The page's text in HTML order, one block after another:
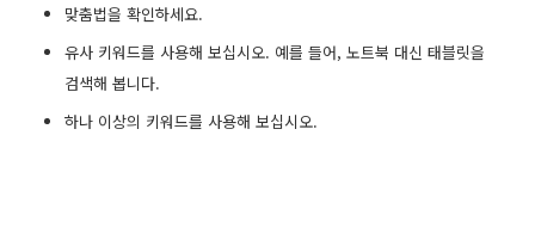
맞춤법을 확인하세요.
유사 키워드를 사용해 보십시오. 예를 들어, 노트북 대신 태블릿을
검색해 봅니다.
하나 이상의 키워드를 사용해 보십시오.